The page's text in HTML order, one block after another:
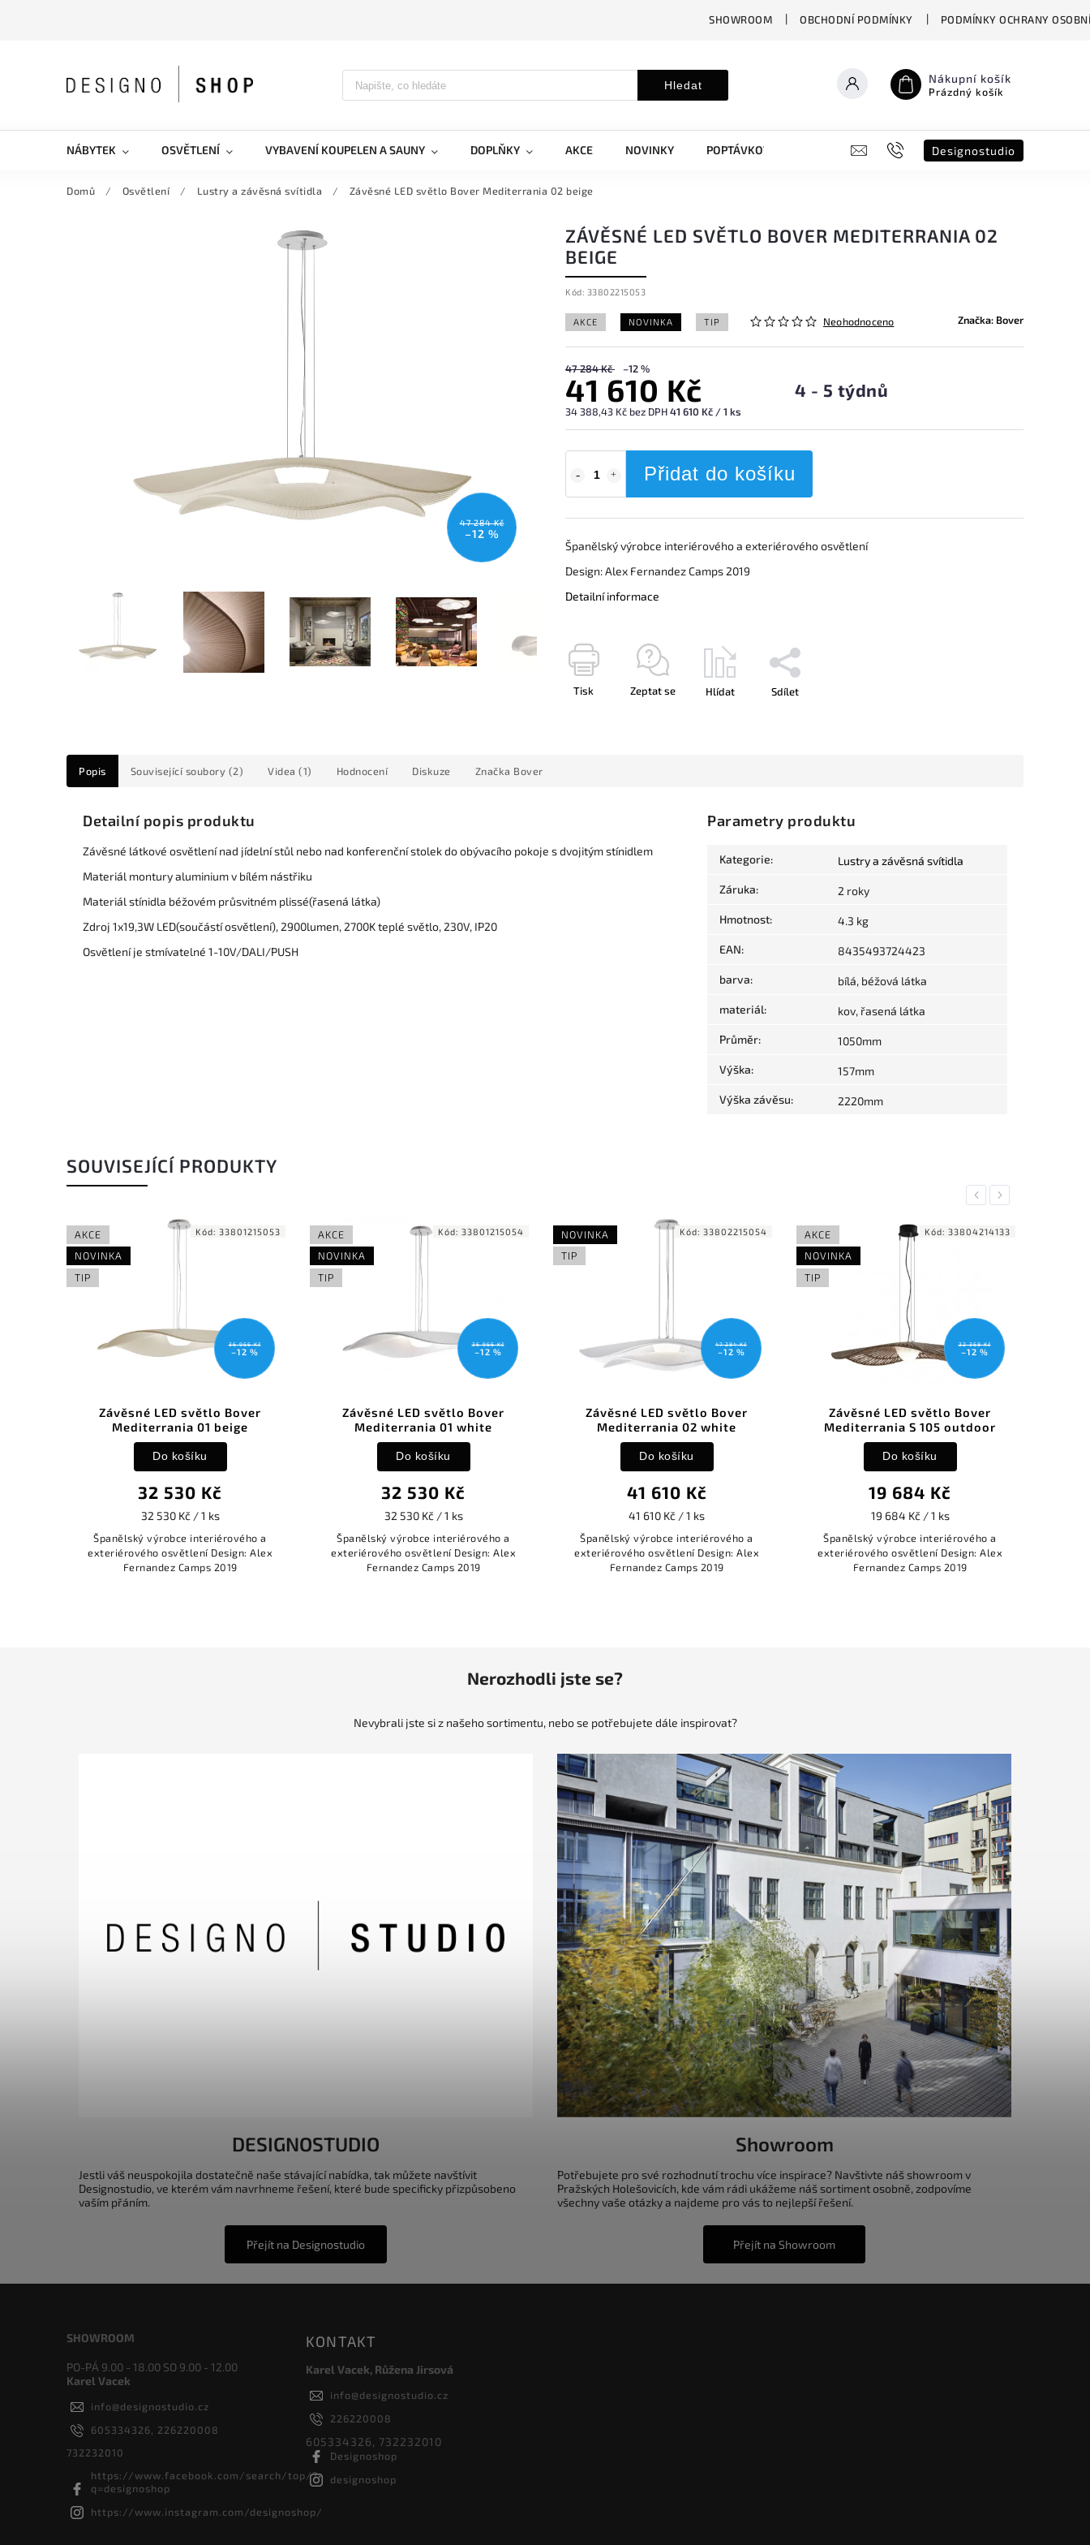
SHOWROOM OBCHODNÍ PODMÍNKY PODMÍNKY OCHRANY
Hledat Nákupní košík
Prázdný košík
NÁBYTEK OSVĚTLENÍ VYBAVENÍ KOUPELEN A SAUNY DOPLŇKY AKCE NOVINKY POPTÁVKOVÝ FORMULÁŘ B2B SHOWROOM
Designostudio
Domů / Osvětlení / Lustry a závěsná svítidla / Závěsné LED světlo Bover Mediterrania 02 beige
47 284 Kč
–12 %
ZÁVĚSNÉ LED SVĚTLO BOVER MEDITERRANIA 02
BEIGE
Kód: 33802215053
AKCE NOVINKA TIP Neohodnoceno Značka: Bover
47 284 Kč –12 %
41 610 Kč
34 388,43 Kč bez DPH41 610 Kč / 1 ks
4 - 5 týdnů
Přidat do košíku
Španělský výrobce interiérového a exteriérového osvětlení
Design: Alex Fernandez Camps 2019
Detailní informace
Tisk Zeptat se Hlídat Sdílet
Popis Související soubory (2) Videa (1) Hodnocení Diskuze Značka Bover
Detailní popis produktu
Závěsné látkové osvětlení nad jídelní stůl nebo nad konferenční stolek do obývacího pokoje s dvojitým stínidlem
Materiál montury aluminium v bílém nástřiku
Materiál stínidla béžovém průsvitném plissé(řasená látka)
Zdroj 1x19,3W LED(součástí osvětlení), 2900lumen, 2700K teplé světlo, 230V, IP20
Osvětlení je stmívatelné 1-10V/DALI/PUSH
Parametry produktu
Kategorie: Lustry a závěsná svítidla
Záruka: 2 roky
Hmotnost: 4.3 kg
EAN: 8435493724423
barva: bílá, béžová látka
materiál: kov, řasená látka
Průměr: 1050mm
Výška: 157mm
Výška závěsu: 2220mm
SOUVISEJÍCÍ PRODUKTY
Previous
36 966 Kč
Závěsné LED světlo Bover
Mediterrania 01 beige
Španělský výrobce interiérového a
osvětlení Design: Alex
Fernandez Camps 2019
33801215053
AKCE
36 966 Kč
Závěsné LED světlo Bover
Mediterrania 01 white
Španělský výrobce interiérového a
exteriérového osvětlení Design: Alex
Fernandez Camps 2019
33801215054
NOVINKA
47 284 Kč
–12 %
Závěsné LED světlo Bover
Mediterrania 02 white
Španělský výrobce interiérového a
exteriérového osvětlení Design: Alex
Fernandez Camps 2019
Kód: 33802215054
AKCE
22 368 Kč
–12 %
Závěsné LED světlo Bover
Mediterrania S 105 outdoor
Španělský výrobce interiérového a
exteriérového osvětlení Design: Alex
Fernandez Camps 2019
33804214133
AKCE
Závěsné LED
Mediterrania
Španělský výrobce
exteriérového
Next
Nerozhodli jste se?
Nevybrali jste si z našeho sortimentu, nebo se potřebujete dále inspirovat?
DESIGNOSTUDIO
Jestli váš neuspokojila dostatečně naše stávající nabídka, tak můžete navštívit
Designostudio, ve kterém vám navrhneme řešení, které bude specificky přizpůsobeno
vaším přáním.
Přejít na Designostudio
Showroom
Potřebujete pro své rozhodnutí trochu více inspirace? Navštivte náš showroom v
Pražských Holešovicích, kde vám rádi ukážeme náš sortiment osobně, zodpovíme
všechny vaše otázky a najdeme pro vás to nejlepší řešení.
Přejít na Showroom
SHOWROOM
PO-PÁ 9.00 - 18.00 SO 9.00 - 12.00
Karel Vacek
info@designostudio.cz
605334326, 226220008
732232010
https://www.facebook.com/search/top/?
q=designoshop
https://www.instagram.com/designoshop/
KONTAKT
Karel Vacek, Růžena Jirsová
info@designostudio.cz
226220008
605334326, 732232010
Designoshop
designoshop